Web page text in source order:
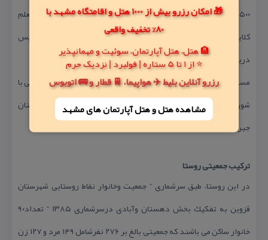
🎁 امکان رزرو بیش از 1000 هتل و اقامتگاه مشهد با
80% تخفیف واقعی
🏨 هتل، هتل آپارتمان، سوئیت و مهمانپذیر
⭐ از 1 تا 5 ستاره | فولبرد | نزدیک حرم
رزرو آنلاین بلیط ✈️ هواپیما، 🚆 قطار و 🚌 اتوبوس
مشاهده هتل و هتل‌ آپارتمان های مشهد
۱۵۰۰ لیتر در ثانیه دبی دارد كه بخشی از آن برای تامین آب شرب معلم
كلایه، بخشی برای كشاورزی و بخش دیگری از آن وارد شاهرود و سپس
دریای خزر می شود.
مسئولان اداره آب و فاضلاب معلم كلایه، همواره طی رایزنی‌ها و مذاكراتی با
شورا و اهالی كوچنان، سعی دارند كمبود آب این شهر را از رودخانه كوچنان
جبران كنند.
تركیب جمعیتی روستا
در این روستا، طبق سرشماری ” جمعیت وخانوار نقاط روستایی شهرستان
قزوین به تفكیك بخش دهستان وآبادی درسرشماری ۱۳۸۵ ” تعداد۹۰
خانوار ساكن می باشند كه جمعیتی بالغ بر ۲۷۶ نفرشامل ۱۴۹ مرد و ۱۲۷ زن